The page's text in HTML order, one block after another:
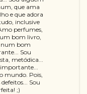
que ama
e que adora
inclusive
perfumes,
bom livro,
bom
Sou
metódica...
mundo. Pois,
Sou
;)